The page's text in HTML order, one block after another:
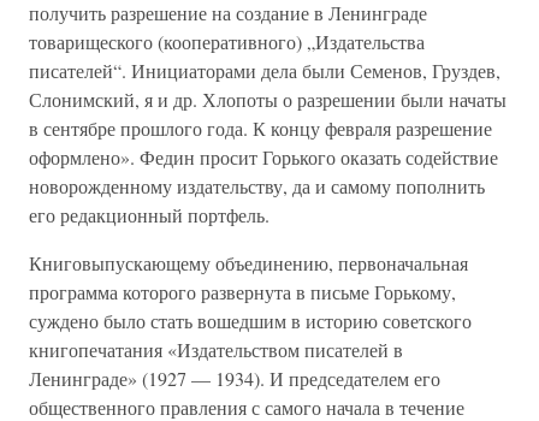
получить разрешение на создание в Ленинграде
товарищеского (кооперативного) „Издательства
писателей“. Инициаторами дела были Семенов, Груздев,
Слонимский, я и др. Хлопоты о разрешении были начаты
в сентябре прошлого года. К концу февраля разрешение
оформлено». Федин просит Горького оказать содействие
новорожденному издательству, да и самому пополнить
его редакционный портфель.
Книговыпускающему объединению, первоначальная
программа которого развернута в письме Горькому,
суждено было стать вошедшим в историю советского
книгопечатания «Издательством писателей в
Ленинграде» (1927 — 1934). И председателем его
общественного правления с самого начала в течение